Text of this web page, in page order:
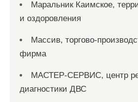
Маральник Каимское,
и оздоровления
Массив, торгово-
фирма
МАСТЕР-СЕРВИС, центр
диагностики ДВС